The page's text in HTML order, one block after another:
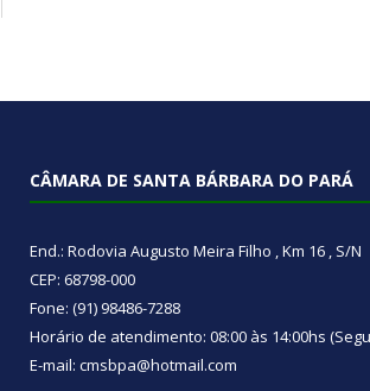
CÂMARA DE SANTA BÁRBARA DO PARÁ
End.: Rodovia Augusto Meira Filho , Km 16 , S/N
CEP: 68798-000
Fone: (91) 98486-7288
Horário de atendimento: 08:00 às 14:00hs
E-mail: cmsbpa@hotmail.com